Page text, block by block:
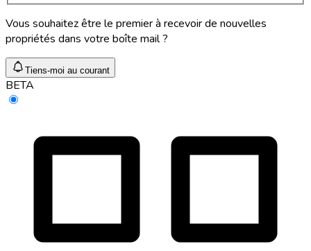
Vous souhaitez être le premier à recevoir de nouvelles
propriétés dans votre boîte mail ?
Tiens-moi au courant
BETA